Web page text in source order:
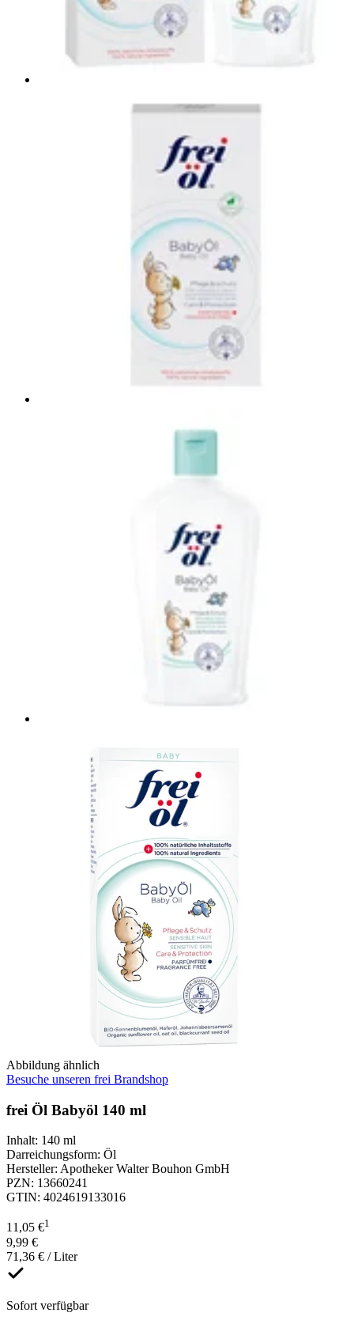
Abbildung ähnlich
Besuche unseren frei Brandshop
frei Öl Babyöl 140 ml
Inhalt: 140 ml
Darreichungsform: Öl
Hersteller: Apotheker Walter Bouhon GmbH
PZN: 13660241
GTIN: 4024619133016
11,05 €1
9,99 €
71,36 € / Liter
Sofort verfügbar